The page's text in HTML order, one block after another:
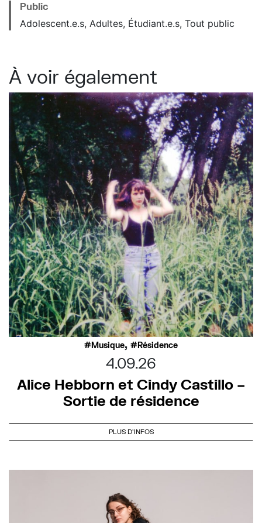
Public
Adolescent.e.s, Adultes, Étudiant.e.s, Tout public
À voir également
Musique, Résidence
4.09.26
Alice Hebborn et Cindy Castillo –
Sortie de résidence
PLUS D'INFOS